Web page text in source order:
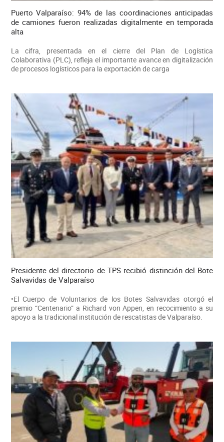
Puerto Valparaíso: 94% de las coordinaciones anticipadas
de camiones fueron realizadas digitalmente en temporada
alta
La cifra, presentada en el cierre del Plan de Logística
Colaborativa (PLC), refleja el importante avance en digitalización
de procesos logísticos para la exportación de carga
Presidente del directorio de TPS recibió distinción del Bote
Salvavidas de Valparaíso
•El Cuerpo de Voluntarios de los Botes Salvavidas otorgó el
premio “Centenario” a Richard von Appen, en recocimiento a su
apoyo a la tradicional institución de rescatistas de Valparaíso.